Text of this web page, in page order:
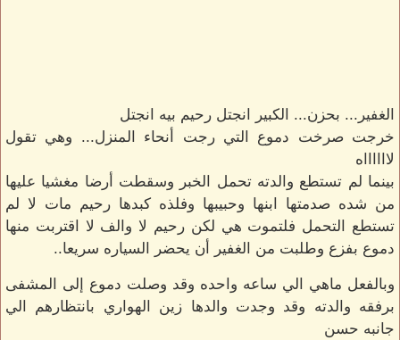
الغفير... بحزن... الكبير انجتل رحيم بيه انجتل
خرجت صرخت دموع التي رجت أنحاء المنزل... وهي تقول
لااااااه
بينما لم تستطع والدته تحمل الخبر وسقطت أرضا مغشيا عليها
من شده صدمتها ابنها وحبيبها وفلذه كبدها رحيم مات لا لم
تستطع التحمل فلتموت هي لكن رحيم لا والف لا اقتربت منها
دموع بفزع وطلبت من الغفير أن يحضر السياره سريعا..
وبالفعل ماهي الي ساعه واحده وقد وصلت دموع إلى المشفى
برفقه والدته وقد وجدت والدها زين الهواري بانتظارهم الي
جانبه حسن